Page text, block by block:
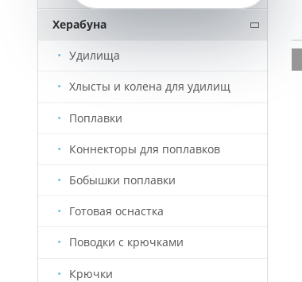
Херабуна
Удилища
Хлысты и колена для удилищ
Поплавки
Коннекторы для поплавков
Бобышки поплавки
Готовая оснастка
Поводки с крючками
Крючки